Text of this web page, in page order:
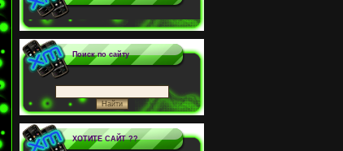
Поиск по сайту
ХОТИТЕ САЙТ ??